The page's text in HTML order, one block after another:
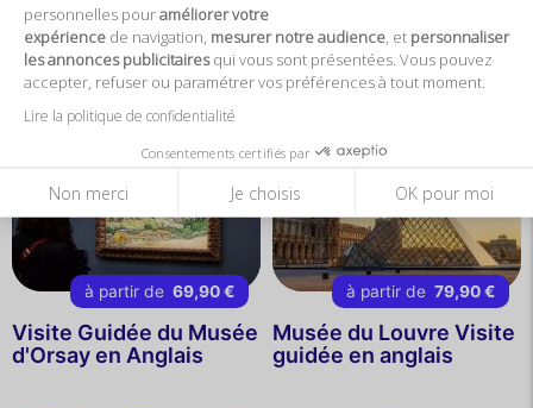
personnelles pouraméliorer votre
expérience de navigation, mesurer notre audience , et personnaliser
les annonces publicitairesqui vous sont présentées. Vous pouvez
accepter, refuser ou paramétrer vos préférences à tout moment.
Lire la politique de confidentialité
Consentements certifiés par
Non merci Je choisis OK pour moi
17,50 €
Manufacture des
Gobelins
Stade de France
à partir de 69,90 €
Visite Guidée du Musée
d'Orsay en Anglais
à partir de 79,90 €
Musée du Louvre Visite
guidée en anglais